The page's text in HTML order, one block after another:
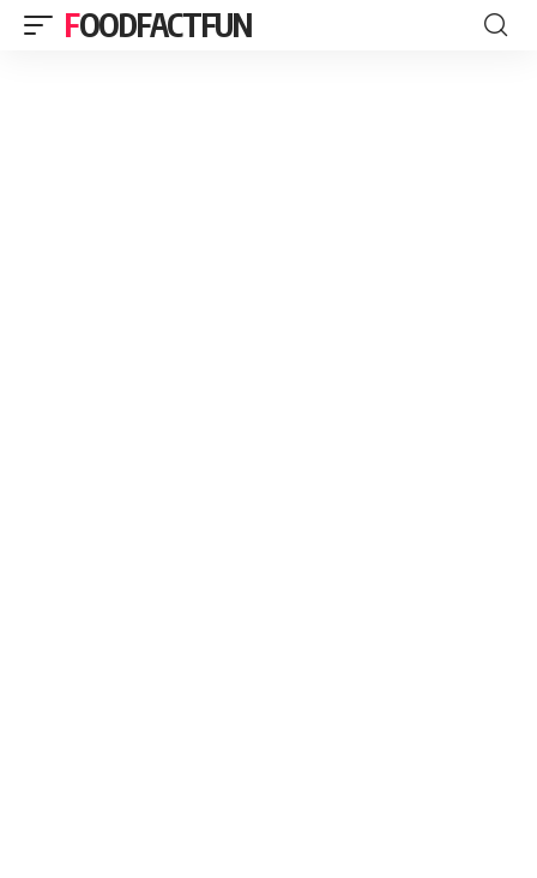
FOODFACTFUN